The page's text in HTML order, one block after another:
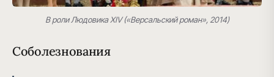
В роли Людовика XIV («Версальский роман», 2014)
Соболезнования